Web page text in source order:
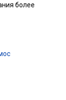
более